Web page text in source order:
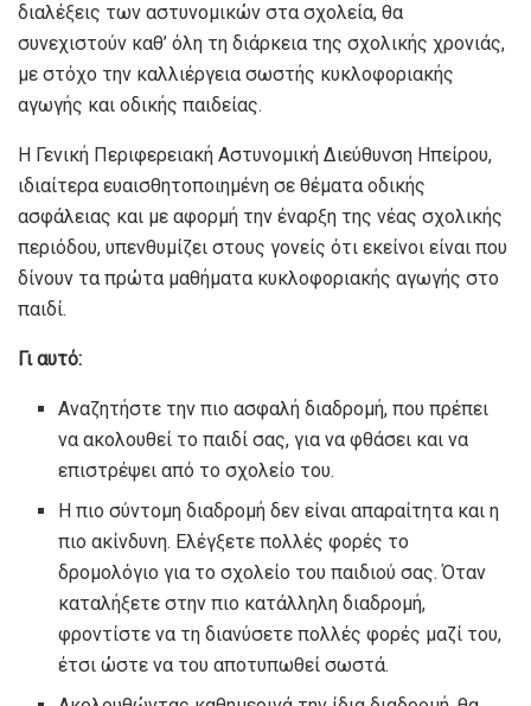
διαλέξεις των αστυνομικών στα σχολεία, θα
συνεχιστούν καθ’ όλη τη διάρκεια της σχολικής χρονιάς,
με στόχο την καλλιέργεια σωστής κυκλοφοριακής
αγωγής και οδικής παιδείας.
Η Γενική Περιφερειακή Αστυνομική Διεύθυνση Ηπείρου,
ιδιαίτερα ευαισθητοποιημένη σε θέματα οδικής
ασφάλειας και με αφορμή την έναρξη της νέας σχολικής
περιόδου, υπενθυμίζει στους γονείς ότι εκείνοι είναι που
δίνουν τα πρώτα μαθήματα κυκλοφοριακής αγωγής στο
παιδί.
Γι αυτό:
Αναζητήστε την πιο ασφαλή διαδρομή, που πρέπει
να ακολουθεί το παιδί σας, για να φθάσει και να
επιστρέψει από το σχολείο του.
Η πιο σύντομη διαδρομή δεν είναι απαραίτητα και η
πιο ακίνδυνη. Ελέγξετε πολλές φορές το
δρομολόγιο για το σχολείο του παιδιού σας. Όταν
καταλήξετε στην πιο κατάλληλη διαδρομή,
φροντίστε να τη διανύσετε πολλές φορές μαζί του,
έτσι ώστε να του αποτυπωθεί σωστά.